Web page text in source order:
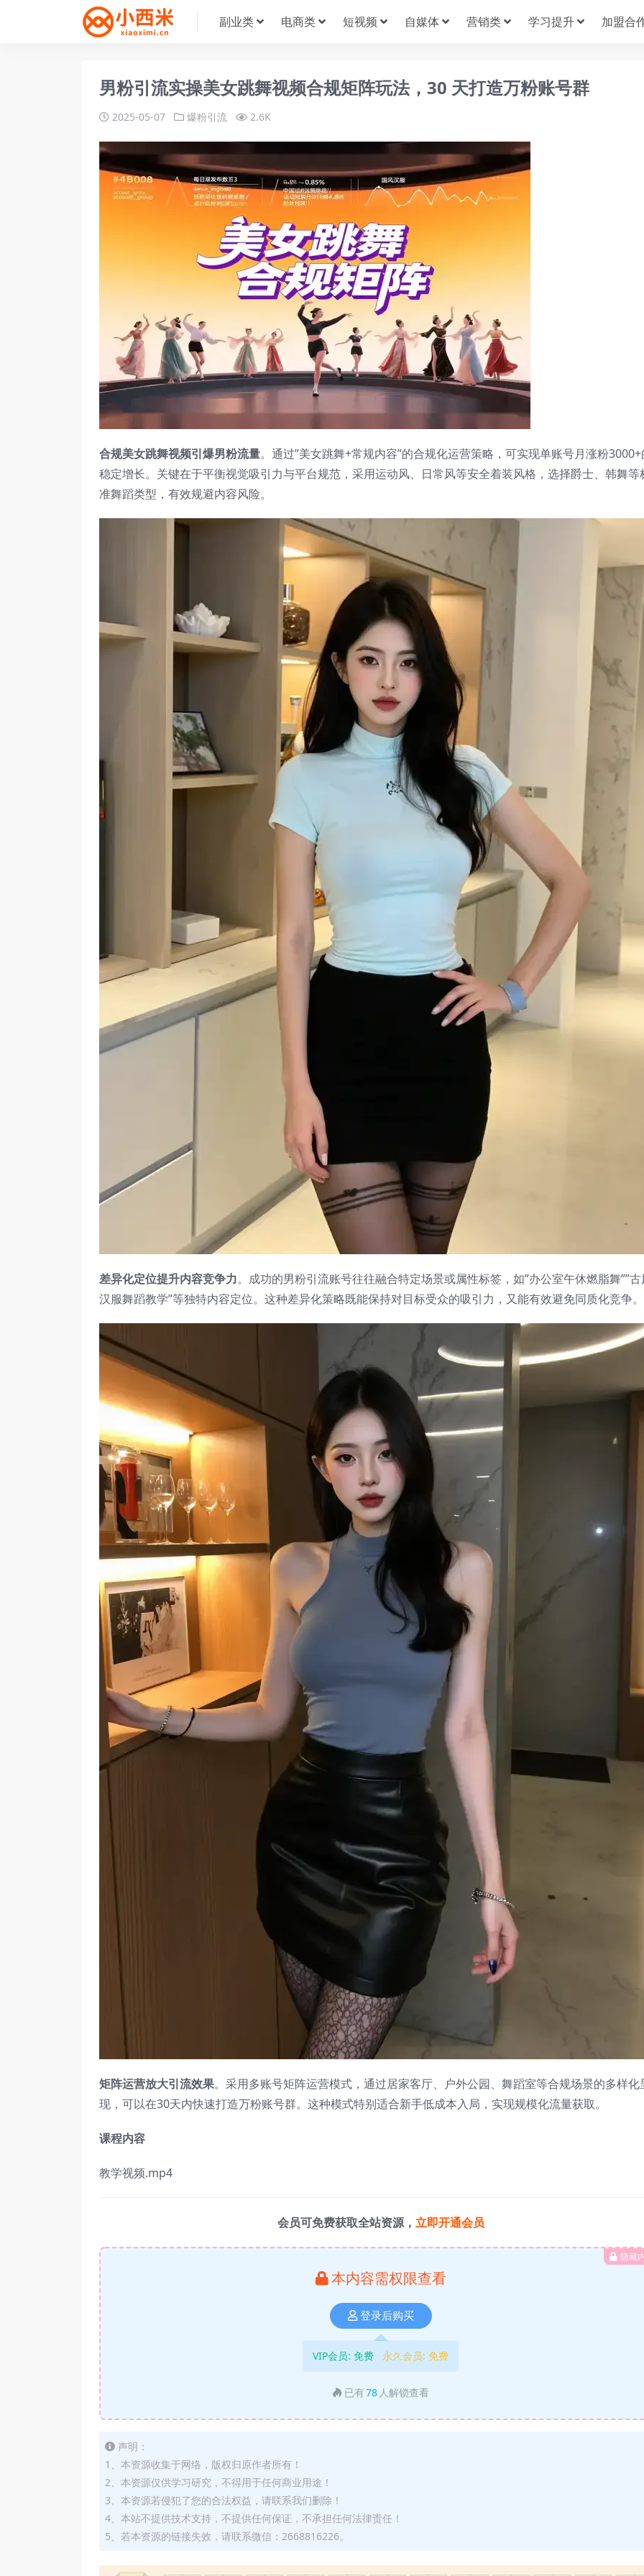
副业类 电商类 短视频 自媒体 营销类 学习提升 加盟合
男粉引流实操美女跳舞视频合规矩阵玩法，30 天打造万粉账号群
2025-05-07 爆粉引流 2.6K
合规美女跳舞视频引爆男粉流量。通过”美女跳舞+常规内容”的合规化运营策略，可实现单账号月涨粉3000+
稳定增长。关键在于平衡视觉吸引力与平台规范，采用运动风、日常风等安全着装风格，选择爵士、韩舞等
准舞蹈类型，有效规避内容风险。
差异化定位提升内容竞争力。成功的男粉引流账号往往融合特定场景或属性标签，如”办公室午休燃脂舞””
汉服舞蹈教学”等独特内容定位。这种差异化策略既能保持对目标受众的吸引力，又能有效避免同质化竞争。
矩阵运营放大引流效果。采用多账号矩阵运营模式，通过居家客厅、户外公园、舞蹈室等合规场景的多样化
现，可以在30天内快速打造万粉账号群。这种模式特别适合新手低成本入局，实现规模化流量获取。
课程内容
教学视频.mp4
会员可免费获取全站资源， 立即开通会员
隐藏
本内容需权限查看
登录后购买
VIP会员: 免费 永久会员: 免费
已有78 人解锁查看
声明：
1、本资源收集于网络，版权归原作者所有！
2、本资源仅供学习研究，不得用于任何商业用途！
3、本资源若侵犯了您的合法权益，请联系我们删除！
4、本站不提供技术支持，不提供任何保证，不承担任何法律责任！
5、若本资源的链接失效，请联系微信：2668816226。